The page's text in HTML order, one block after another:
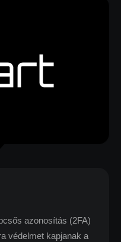
azonosítás (2FA)
védelmet kapjanak a